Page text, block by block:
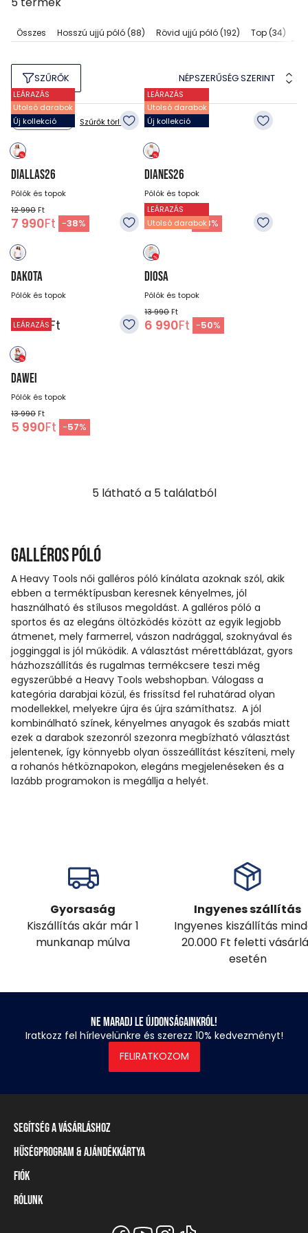
Összes Hosszú ujjú póló(88) Rövid ujjú póló(192) Top(34)
SZŰRŐK NÉPSZERŰSÉG SZERINT
Szín: fehér Szűrők törlése
LEÁRAZÁS
Utolsó darabok
Új kollekció
DIALLAS26
Pólók és topok
12 990 Ft
7 990Ft -38%
LEÁRAZÁS
Utolsó darabok
Új kollekció
DIANES26
Pólók és topok
11 990Ft
7 990Ft -33%
DAKOTA
Pólók és topok
10 990Ft
LEÁRAZÁS
Utolsó darabok
DIOSA
Pólók és topok
13 990Ft
6 990Ft -50%
LEÁRAZÁS
DAWEI
Pólók és topok
13 990 Ft
5 990Ft -57%
5látható a 5találatból
Galléros póló
A Heavy Tools női galléros póló kínálata azoknak szól, akik
ebben a terméktípusban keresnek kényelmes, jól
használható és stílusos megoldást. A galléros póló a
sportos és az elegáns öltözködés között az egyik legjobb
átmenet, mely farmerrel, vászon nadrággal, szoknyával és
jogginggal is jól működik. A választást mérettáblázat, gyors
házhozszállítás és rugalmas termékcsere teszi még
egyszerűbbé a Heavy Tools webshopban. Válogass a
kategória darabjai közül, és frissítsd fel ruhatárad olyan
modellekkel, melyekre újra és újra számíthatsz. A jól
kombinálható színek, kényelmes anyagok és szabás miatt
ezek a darabok szezonról szezonra megbízható választást
jelentenek, így könnyebb olyan összeállítást készíteni, mely
a rohanós hétköznapokon, elegáns megjelenéseken és a
lazább programokon is megállja a helyét.
Gyorsaság
Kiszállítás akár már 1
munkanap múlva
Ingyenes szállítás
Ingyenes kiszállítás
20.000 Ft feletti
esetén
Ne maradj le újdonságainkról!
Iratkozz fel hírlevelünkre és szerezz 10% kedvezményt!
FELIRATKOZOM
Segítség a vásárláshoz
Szállítási információ
Fizetési módok
Mérettáblázat
Üzleteink és viszonteladók
Hűségprogram & Ajándékkártya
Törzsvásárlói program
Ajándékkártya
Fiók
Belépés / Regisztráció
Rólunk
A Heavy Tools márka